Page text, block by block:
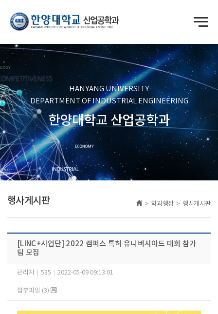
HANYANG UNIVERSITY
DEPARTMENT OF INDUSTRIAL ENGINEERING
한양대학교 산업공학과
행사게시판 > 학과행정 > 행사게시판
[LINC+사업단] 2022 캠퍼스 특허 유니버시아드 대회 참가
팀 모집
관리자 535 2022-05-09 09:13:01
첨부파일 (3)